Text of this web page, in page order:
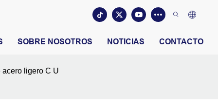
SOBRE NOSOTROS NOTICIAS CONTACTO
ligero C U